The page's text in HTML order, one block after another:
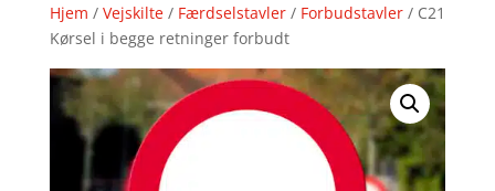
Hjem / Vejskilte/ Færdselstavler/ Forbudstavler/ C21
Kørsel i begge retninger forbudt